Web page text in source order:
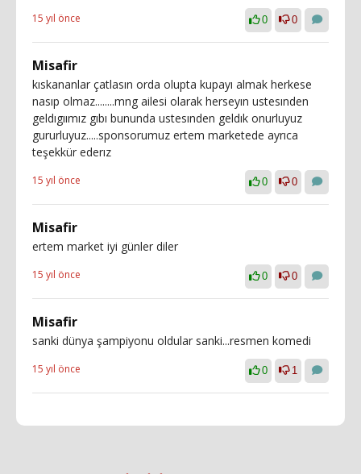
15 yıl önce 0 0
Misafir
kıskananlar çatlasın orda olupta kupayı almak herkese
nasıp olmaz........mng ailesi olarak herseyın ustesınden
geldıgıımız gıbı bununda ustesınden geldık onurluyuz
gururluyuz.....sponsorumuz ertem marketede ayrıca
teşekkür ederız
15 yıl önce 0 0
Misafir
ertem market iyi günler diler
15 yıl önce 0 0
Misafir
sanki dünya şampiyonu oldular sanki...resmen komedi
15 yıl önce 0 1